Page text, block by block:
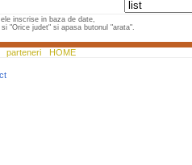
inscrise in baza de date,
judet" si apasa butonul "arata".
parteneri HOME